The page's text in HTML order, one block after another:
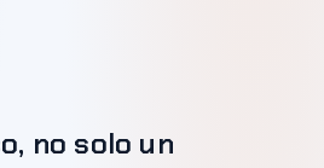
no solo un